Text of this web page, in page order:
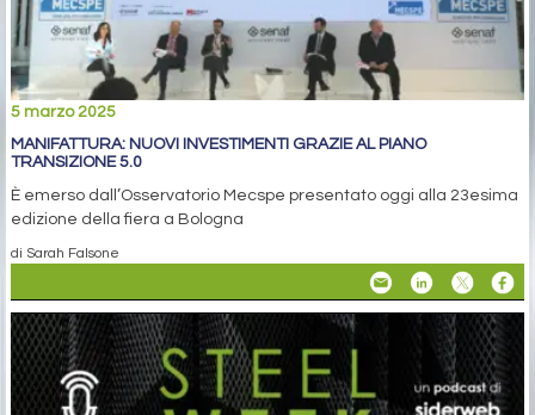
5 marzo 2025
MANIFATTURA: NUOVI INVESTIMENTI GRAZIE AL PIANO
TRANSIZIONE 5.0
È emerso dall’Osservatorio Mecspe presentato oggi alla 23esima
edizione della fiera a Bologna
di Sarah Falsone